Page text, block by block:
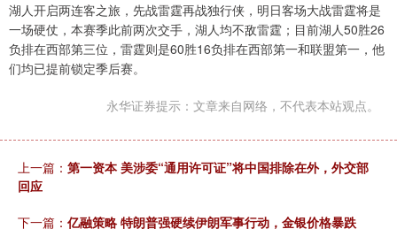
湖人开启两连客之旅，先战雷霆再战独行侠，明日客场大战雷霆将是
一场硬仗，本赛季此前两次交手，湖人均不敌雷霆；目前湖人50胜26
负排在西部第三位，雷霆则是60胜16负排在西部第一和联盟第一，他
们均已提前锁定季后赛。
永华证券提示：文章来自网络，不代表本站观点。
上一篇： 第一资本 美涉委“通用许可证”将中国排除在外，外交部
回应
下一篇： 亿融策略 特朗普强硬续伊朗军事行动，金银价格暴跌